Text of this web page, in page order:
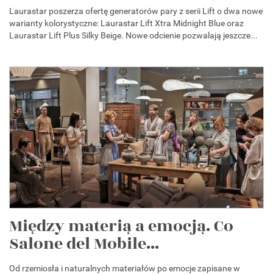
Laurastar poszerza ofertę generatorów pary z serii Lift o dwa nowe
warianty kolorystyczne: Laurastar Lift Xtra Midnight Blue oraz
Laurastar Lift Plus Silky Beige. Nowe odcienie pozwalają jeszcze...
Między materią a emocją. Co
Salone del Mobile...
Od rzemiosła i naturalnych materiałów po emocje zapisane w